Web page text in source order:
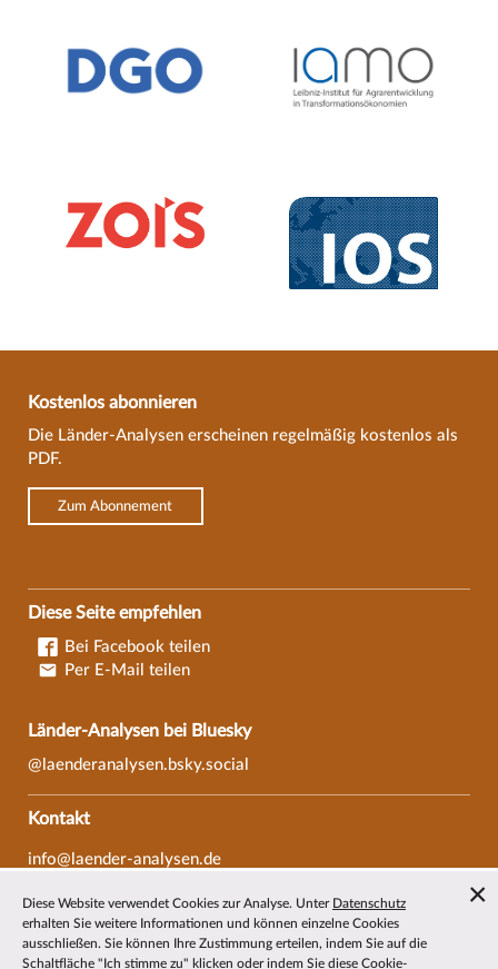
Kostenlos abonnieren
Die Länder-Analysen erscheinen regelmäßig kostenlos als
PDF.
Zum Abonnement
Diese Seite empfehlen
Bei Facebook teilen
Per E-Mail teilen
Länder-Analysen bei Bluesky
@laenderanalysen.bsky.social
Kontakt
info@laender-analysen.de
Fax: 0421/218-69607
Redaktionen
Diese Website verwendet Cookies zur Analyse. Unter Datenschutz
erhalten Sie weitere Informationen und können einzelne Cookies
ausschließen. Sie können Ihre Zustimmung erteilen, indem Sie auf die
Schaltfläche "Ich stimme zu" klicken oder indem Sie diese Cookie-